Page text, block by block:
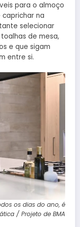
para o almoço
na
selecionar
de mesa,
e que sigam
entre si.
os dias do ano, é
/ Projeto de BMA